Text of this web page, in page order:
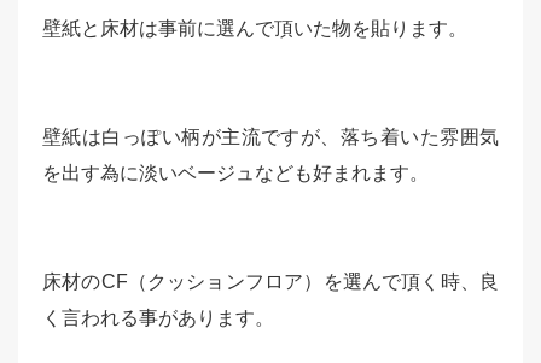
壁紙と床材は事前に選んで頂いた物を貼ります。
壁紙は白っぽい柄が主流ですが、落ち着いた雰囲気
を出す為に淡いベージュなども好まれます。
床材のCF（クッションフロア）を選んで頂く時、良
く言われる事があります。